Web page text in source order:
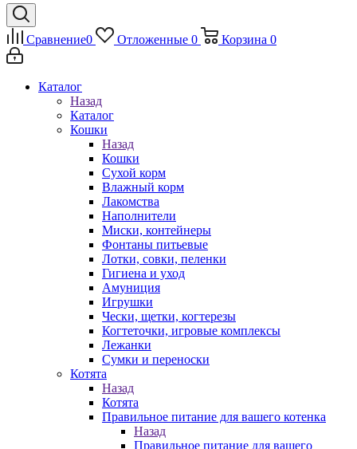
Сравнение0 Отложенные 0 Корзина 0
Каталог
Назад
Каталог
Кошки
Назад
Кошки
Сухой корм
Влажный корм
Лакомства
Наполнители
Миски, контейнеры
Фонтаны питьевые
Лотки, совки, пеленки
Гигиена и уход
Амуниция
Игрушки
Чески, щетки, когтерезы
Когтеточки, игровые комплексы
Лежанки
Сумки и переноски
Котята
Назад
Котята
Правильное питание для вашего котенка
Назад
Правильное питание для вашего